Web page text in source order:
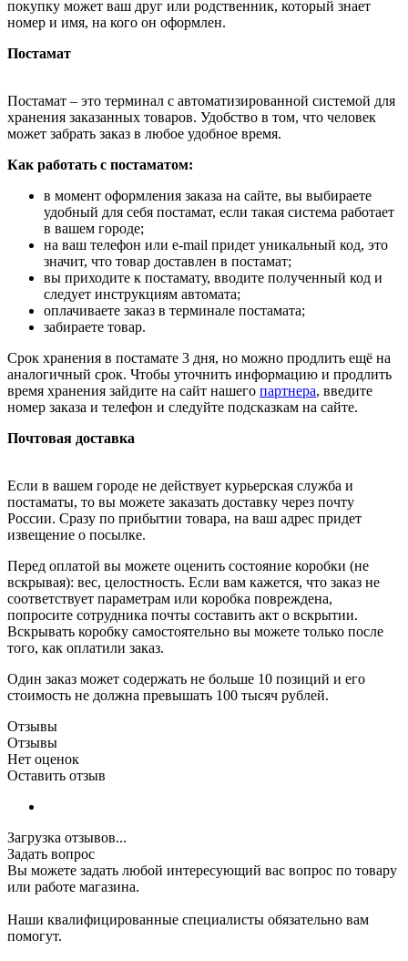
покупку может ваш друг или родственник, который знает
номер и имя, на кого он оформлен.
Постамат
Постамат – это терминал с автоматизированной системой для
хранения заказанных товаров. Удобство в том, что человек
может забрать заказ в любое удобное время.
Как работать с постаматом:
в момент оформления заказа на сайте, вы выбираете
удобный для себя постамат, если такая система работает
в вашем городе;
на ваш телефон или e-mail придет уникальный код, это
значит, что товар доставлен в постамат;
вы приходите к постамату, вводите полученный код и
следует инструкциям автомата;
оплачиваете заказ в терминале постамата;
забираете товар.
Срок хранения в постамате 3 дня, но можно продлить ещё на
аналогичный срок. Чтобы уточнить информацию и продлить
время хранения зайдите на сайт нашего партнера, введите
номер заказа и телефон и следуйте подсказкам на сайте.
Почтовая доставка
Если в вашем городе не действует курьерская служба и
постаматы, то вы можете заказать доставку через почту
России. Сразу по прибытии товара, на ваш адрес придет
извещение о посылке.
Перед оплатой вы можете оценить состояние коробки (не
вскрывая): вес, целостность. Если вам кажется, что заказ не
соответствует параметрам или коробка повреждена,
попросите сотрудника почты составить акт о вскрытии.
Вскрывать коробку самостоятельно вы можете только после
того, как оплатили заказ.
Один заказ может содержать не больше 10 позиций и его
стоимость не должна превышать 100 тысяч рублей.
Отзывы
Отзывы
Нет оценок
Оставить отзыв
Загрузка отзывов...
Задать вопрос
Вы можете задать любой интересующий вас вопрос по товару
или работе магазина.
Наши квалифицированные специалисты обязательно вам
помогут.